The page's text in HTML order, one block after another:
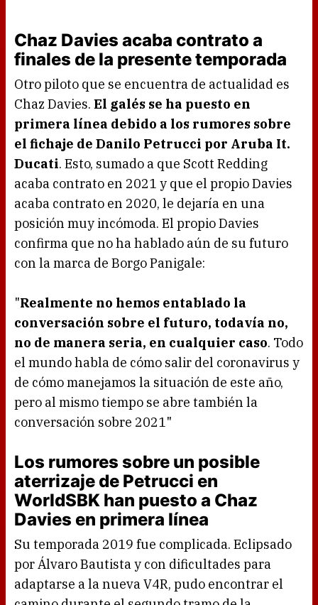
Chaz Davies acaba contrato a
finales de la presente temporada
Otro piloto que se encuentra de actualidad es
Chaz Davies. El galés se ha puesto en
primera línea debido a los rumores sobre
el fichaje de Danilo Petrucci por Aruba It.
Ducati. Esto, sumado a que Scott Redding
acaba contrato en 2021 y que el propio Davies
acaba contrato en 2020, le dejaría en una
posición muy incómoda. El propio Davies
confirma que no ha hablado aún de su futuro
con la marca de Borgo Panigale:
"Realmente no hemos entablado la
conversación sobre el futuro, todavía no,
no de manera seria, en cualquier caso. Todo
el mundo habla de cómo salir del coronavirus y
de cómo manejamos la situación de este año,
pero al mismo tiempo se abre también la
conversación sobre 2021"
Los rumores sobre un posible
aterrizaje de Petrucci en
WorldSBK han puesto a Chaz
Davies en primera línea
Su temporada 2019 fue complicada. Eclipsado
por Álvaro Bautista y con dificultades para
adaptarse a la nueva V4R, pudo encontrar el